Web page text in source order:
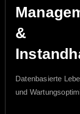
&
Datenbasierte
und